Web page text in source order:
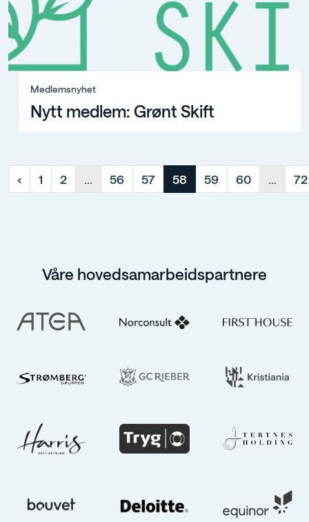
Medlemsnyhet
Nytt medlem: Grønt Skift
‹ 1 2 56 57 58 59 60 72
Våre hovedsamarbeidspartnere